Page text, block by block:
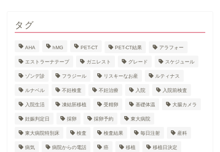
タグ
AHA hMG PET-CT PET-CT結果 アラフォー
エストラーナテープ ガニレスト グレード スケジュール
ゾンデ診 フラジール リスキーなお産 ルティナス
ルナベル 不妊検査 不妊治療 入院 入院前検査
入院生活 凍結胚移植 受精卵 基礎体温 大腸カメラ
妊娠判定日 採卵 採卵予約 東大病院
東大病院特別床 検査 検査結果 毎日注射 産科
病気 病院からの電話 癌 移植 移植日決定